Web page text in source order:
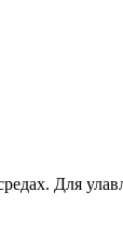
Для